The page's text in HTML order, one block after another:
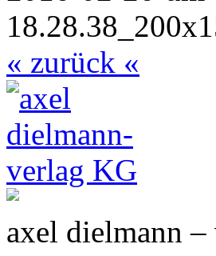
« zurück «
axel dielmann –